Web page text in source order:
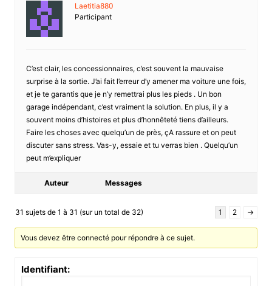
Laetitia880
Participant
C’est clair, les concessionnaires, c’est souvent la mauvaise
surprise à la sortie. J’ai fait l’erreur d’y amener ma voiture une fois,
et je te garantis que je n’y remettrai plus les pieds . Un bon
garage indépendant, c’est vraiment la solution. En plus, il y a
souvent moins d’histoires et plus d’honnêteté tiens d’ailleurs.
Faire les choses avec quelqu’un de près, çA rassure et on peut
discuter sans stress. Vas-y, essaie et tu verras bien . Quelqu’un
peut m’expliquer
Auteur Messages
31 sujets de 1 à 31 (sur un total de 32) 1 2 →
Vous devez être connecté pour répondre à ce sujet.
Identifiant: